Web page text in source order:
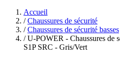
Accueil
/ Chaussures de sécurité
/ Chaussures de sécurité basses
/ U-POWER - Chaussures de
S1P SRC - Gris/Vert